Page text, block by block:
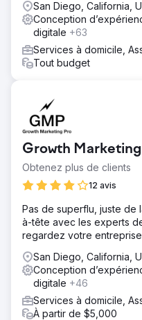
San Diego, California,
Conception
digitale +63
Services à domicile,
Tout budget
Growth
Obtenez plus de clients
12 avis
Pas de superflu, juste de
à-tête avec les experts
regardez votre
San Diego, California,
Conception
digitale +46
Services à domicile,
À partir de $5,000